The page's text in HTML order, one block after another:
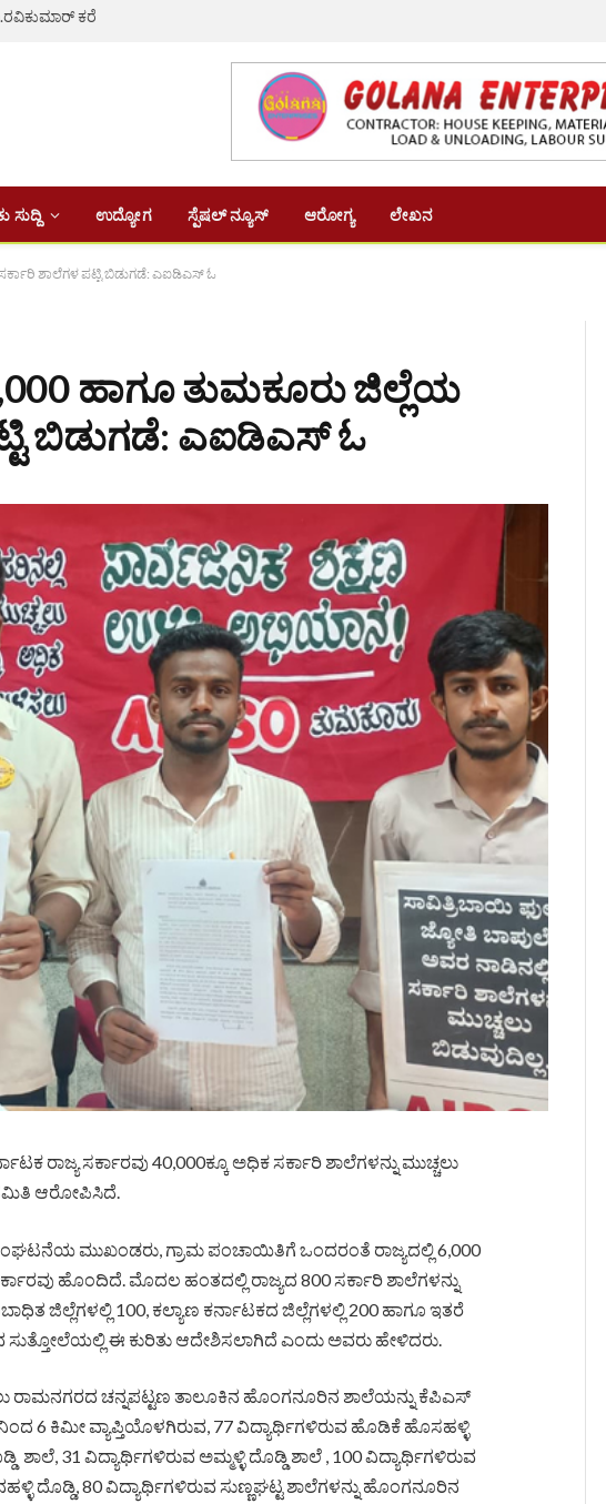
ಕರೆ
ಸುದ್ದಿ ಉದ್ಯೋಗ ಸ್ಪೆಷಲ್ ನ್ಯೂಸ್ ಆರೋಗ್ಯ ಲೇಖನ
ಸರ್ಕಾರಿ ಶಾಲೆಗಳ ಪಟ್ಟಿ ಬಿಡುಗಡೆ: ಎಐಡಿಎಸ್ ಓ
ಹಾಗೂ ತುಮಕೂರು ಜಿಲ್ಲೆಯ
ಬಿಡುಗಡೆ: ಎಐಡಿಎಸ್ ಓ
ಸರ್ಕಾರವು 40,000ಕ್ಕೂ ಅಧಿಕ ಸರ್ಕಾರಿ ಶಾಲೆಗಳನ್ನು ಮುಚ್ಚಲು
ಸಮಿತಿ ಆರೋಪಿಸಿದೆ.
ಮುಖಂಡರು, ಗ್ರಾಮ ಪಂಚಾಯಿತಿಗೆ ಒಂದರಂತೆ ರಾಜ್ಯದಲ್ಲಿ 6,000
ಹೊಂದಿದೆ. ಮೊದಲ ಹಂತದಲ್ಲಿ ರಾಜ್ಯದ 800 ಸರ್ಕಾರಿ ಶಾಲೆಗಳನ್ನು
ಜಿಲ್ಲೆಗಳಲ್ಲಿ 100, ಕಲ್ಯಾಣ ಕರ್ನಾಟಕದ ಜಿಲ್ಲೆಗಳಲ್ಲಿ 200 ಹಾಗೂ ಇತರೆ
ಸುತ್ತೋಲೆಯಲ್ಲಿ ಈ ಕುರಿತು ಆದೇಶಿಸಲಾಗಿದೆ ಎಂದು ಅವರು ಹೇಳಿದರು.
ಚನ್ನಪಟ್ಟಣ ತಾಲೂಕಿನ ಹೊಂಗನೂರಿನ ಶಾಲೆಯನ್ನು ಕೆಪಿಎಸ್
6 ಕಿಮೀ ವ್ಯಾಪ್ತಿಯೊಳಗಿರುವ, 77 ವಿದ್ಯಾರ್ಥಿಗಳಿರುವ ಹೊಡಿಕೆ ಹೊಸಹಳ್ಳಿ
ಶಾಲೆ, 31 ವಿದ್ಯಾರ್ಥಿಗಳಿರುವ ಅಮ್ಮಳ್ಳಿ ದೊಡ್ಡಿ ಶಾಲೆ , 100 ವಿದ್ಯಾರ್ಥಿಗಳಿರುವ
ದೊಡ್ಡಿ, 80 ವಿದ್ಯಾರ್ಥಿಗಳಿರುವ ಸುಣ್ಣಘಟ್ಟ ಶಾಲೆಗಳನ್ನು ಹೊಂಗನೂರಿನ